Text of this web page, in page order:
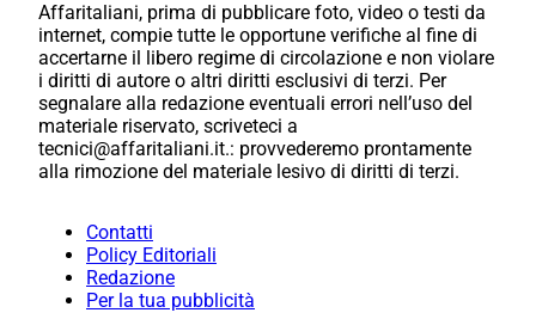
Affaritaliani, prima di pubblicare foto, video o testi da
internet, compie tutte le opportune verifiche al fine di
accertarne il libero regime di circolazione e non violare
i diritti di autore o altri diritti esclusivi di terzi. Per
segnalare alla redazione eventuali errori nell’uso del
materiale riservato, scriveteci a
tecnici@affaritaliani.it.: provvederemo prontamente
alla rimozione del materiale lesivo di diritti di terzi.
Contatti
Policy Editoriali
Redazione
Per la tua pubblicità